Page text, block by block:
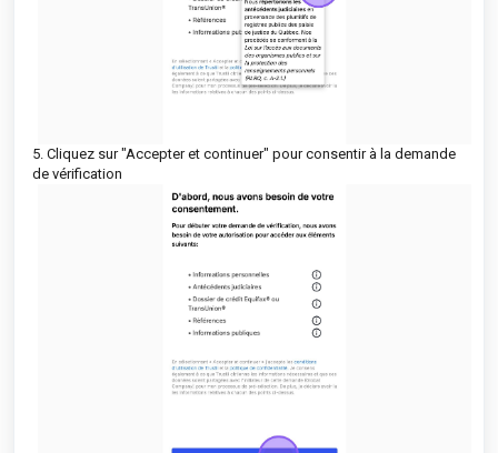
5. Cliquez sur "Accepter et continuer" pour consentir à la demande
de vérification